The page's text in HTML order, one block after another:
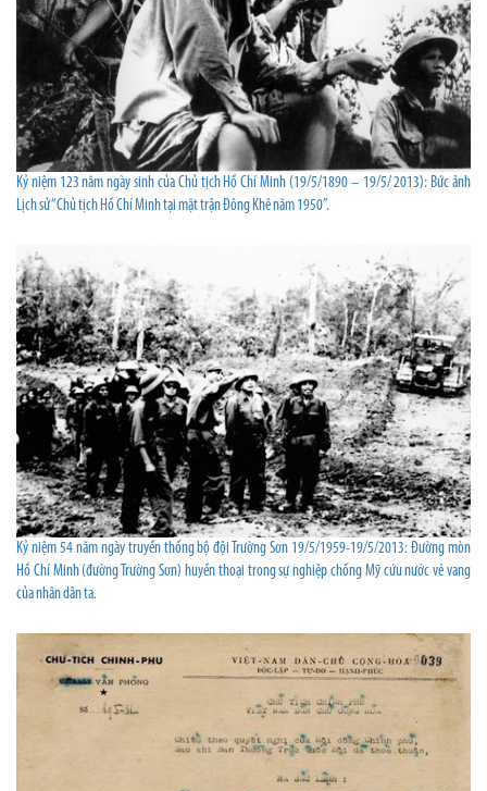
Kỷ niệm 123 năm ngày sinh của Chủ tịch Hồ Chí Minh (19/5/1890 – 19/5/ 2013): Bức ảnh
Lịch sử “Chủ tịch Hồ Chí Minh tại mặt trận Đông Khê năm 1950”.
Kỷ niệm 54 năm ngày truyền thống bộ đội Trường Sơn 19/5/1959-19/5/2013: Đường mòn
Hồ Chí Minh (đường Trường Sơn) huyền thoại trong sự nghiệp chống Mỹ cứu nước vẻ vang
của nhân dân ta.